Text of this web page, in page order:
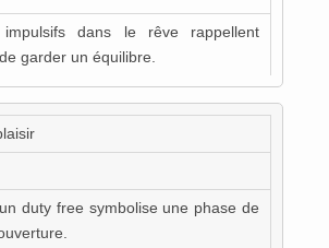
dans le rêve rappellent
garder un équilibre.
duty free symbolise une phase de